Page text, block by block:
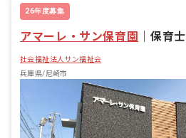
26年度募集
アマーレ・サン保育園 ｜保育士
社会福祉法人サン福祉会
兵庫県/尼崎市